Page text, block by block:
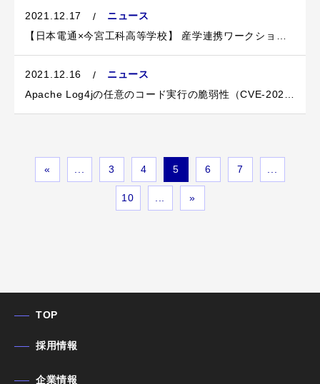
2021.12.17
ニュース
2021.12.16
ニュース
« 3 4 5 6 7
10 »
TOP
採用情報
企業情報